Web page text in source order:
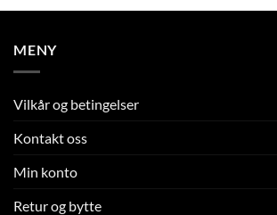
MENY
Vilkår og betingelser
Kontakt oss
Min konto
Retur og bytte